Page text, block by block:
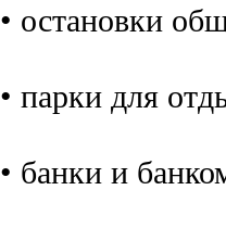
• остановки
• парки для
• банки и